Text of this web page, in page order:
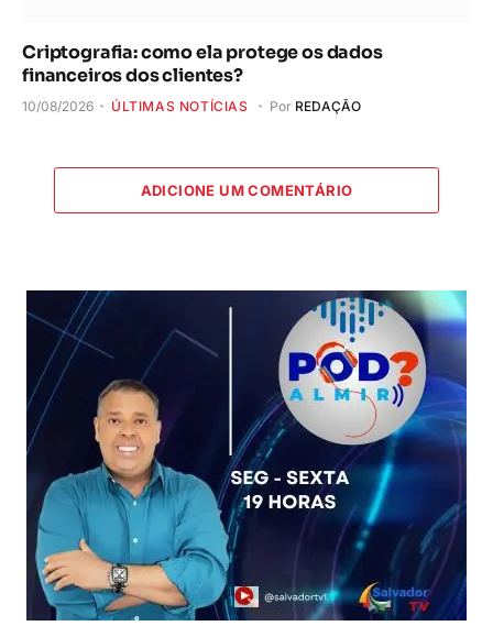
Criptografia: como ela protege os dados
financeiros dos clientes?
10/08/2026 ÚLTIMAS NOTÍCIAS Por REDAÇÃO
ADICIONE UM COMENTÁRIO